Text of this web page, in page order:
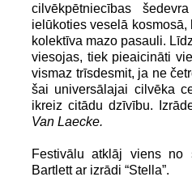
cilvēkpētniecības
ielūkoties veselā
kolektīva mazo pasauli.
viesojas, tiek pieaicināti
vismaz trīsdesmit, ja ne
šai universālajai cilvēka
ikreiz citādu dzīvību.
Van Laecke.
Festivālu atklāj viens no
Bartlett ar izrādi “Stella”.